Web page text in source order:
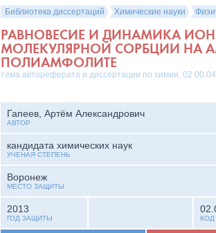
Библиотека диссертаций Химические науки
РАВНОВЕСИЕ И ДИНАМИКА
МОЛЕКУЛЯРНОЙ СОРБЦИИ
ПОЛИАМФОЛИТЕ
тема автореферата и диссертации по химии,
Гапеев, Артём Александрович
АВТОР
кандидата химических наук
УЧЕНАЯ СТЕПЕНЬ
Воронеж
МЕСТО ЗАЩИТЫ
2013
ГОД ЗАЩИТЫ КОД